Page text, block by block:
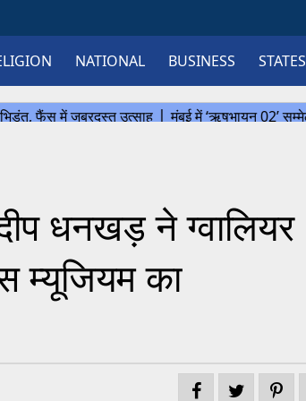
NATIONAL BUSINESS STATES
धनखड़ ने ग्वालियर
म्यूजियम का